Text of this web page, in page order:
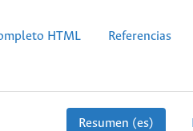
HTML Referencias
Resumen (es)